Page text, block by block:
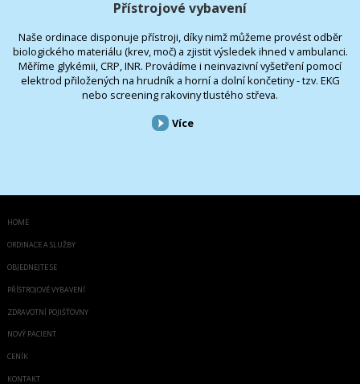
Přístrojové vybavení
Naše ordinace disponuje přístroji, díky nimž můžeme provést odběr
biologického materiálu (krev, moč) a zjistit výsledek ihned v ambulanci.
Měříme glykémii, CRP, INR. Provádíme i neinvazivní vyšetření pomocí
elektrod přiložených na hrudník a horní a dolní končetiny - tzv. EKG
nebo screening rakoviny tlustého střeva.
Více
HOME
ORDINACE A SLUŽBY
OBJEDNEJTE SE
PŘÍSTROJOVÉ VYBAVENÍ
ZDRAVOTNÍ POJIŠŤOVNY
NOVÝ PACIENT
CENÍK
KONTAKT